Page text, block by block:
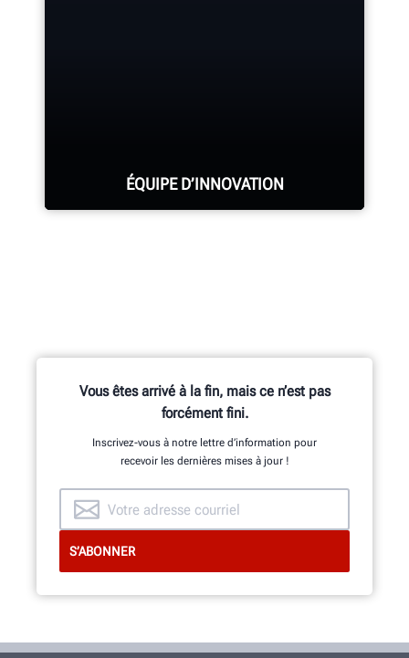
ÉQUIPE D’INNOVATION
Développement, constituée
d’ingénieurs mécaniciens,
électriciens et logiciels.
DÉCOUVRIR
Vous êtes arrivé à la fin, mais ce n’est pas
forcément fini.
Inscrivez-vous à notre lettre d’information pour
recevoir les dernières mises à jour !